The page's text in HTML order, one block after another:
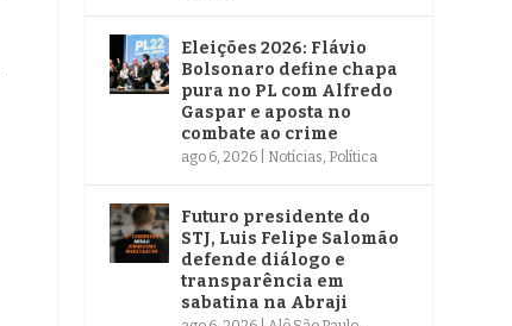
Eleições 2026: Flávio
Bolsonaro define chapa
pura no PL com Alfredo
Gaspar e aposta no
combate ao crime
ago 6, 2026 Notícias, Política
Futuro presidente do
STJ, Luis Felipe Salomão
defende diálogo e
transparência em
sabatina na Abraji